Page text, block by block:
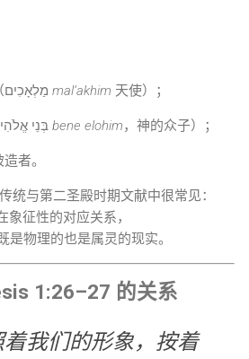
mal’akhim 天使）；
bene elohim，神的众子）；
者。
统与第二圣殿时期文献中很常见：
征性的对应关系，
是物理的也是属灵的现实。
1:26–27 的关系
着我们的形象，按着